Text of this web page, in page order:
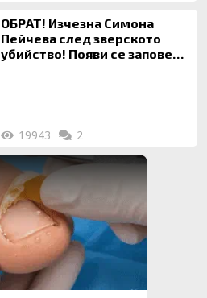
ОБРАТ! Изчезна Симона
Пейчева след зверското
убийство! Появи се заповед
19943 2